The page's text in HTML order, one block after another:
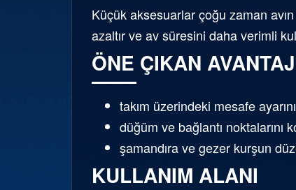
Küçük aksesuarlar çoğu zaman avın
azaltır ve av süresini daha verimli
ÖNE ÇIKAN
takım üzerindeki mesafe
düğüm ve bağlantı noktalarını
şamandıra ve gezer kurşun
KULLANIM ALANI